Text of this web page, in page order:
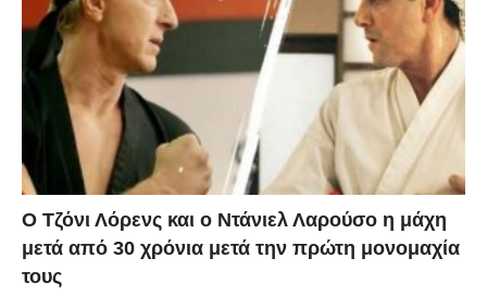
Ο Τζόνι Λόρενς και ο Ντάνιελ Λαρούσο η μάχη
μετά από 30 χρόνια μετά την πρώτη μονομαχία
τους